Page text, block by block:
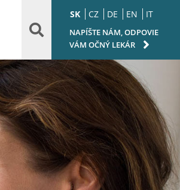
NAPÍŠTE NÁM, ODPOVIE
VÁM OČNÝ LEKÁR
SK CZ DE EN IT